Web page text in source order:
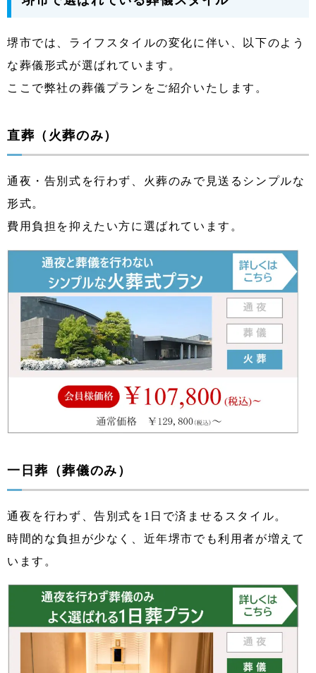
堺市では、ライフスタイルの変化に伴い、以下のよう
な葬儀形式が選ばれています。
ここで弊社の葬儀プランをご紹介いたします。
直葬（火葬のみ）
通夜・告別式を行わず、火葬のみで見送るシンプルな
形式。
費用負担を抑えたい方に選ばれています。
一日葬（葬儀のみ）
通夜を行わず、告別式を1日で済ませるスタイル。
時間的な負担が少なく、近年堺市でも利用者が増えて
います。